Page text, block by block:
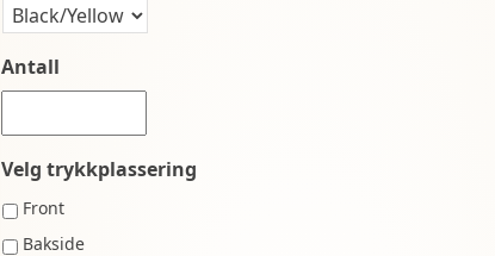
Antall
Velg trykkplassering
Front
Bakside